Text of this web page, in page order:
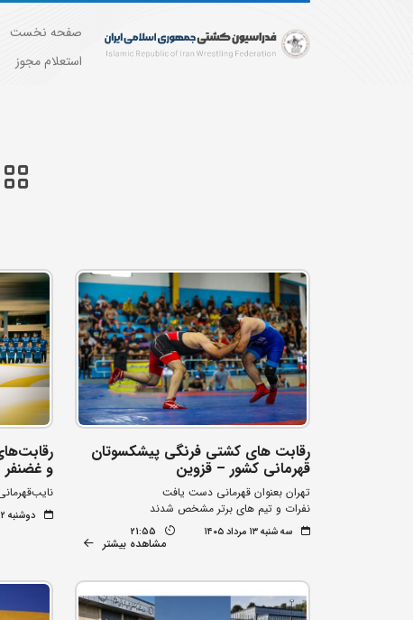
صفحه نخست
استعلام مجوز
رقابت های کشتی فرنگی پیشکسوتان
قهرمانی کشور – قزوین
تهران بعنوان قهرمانی دست یافت
نفرات و تیم های برتر مشخص شدند
سه شنبه ۱۳ مرداد ۱۴۰۵ 21:55
مشاهده بیشتر
و غضنفر
دوشنبه ۱۲ مرداد ۱۴۰۵